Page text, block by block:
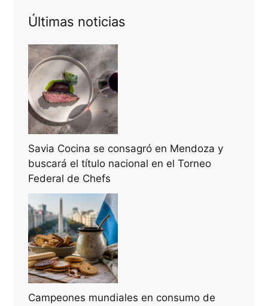
Últimas noticias
Savia Cocina se consagró en Mendoza y
buscará el título nacional en el Torneo
Federal de Chefs
Campeones mundiales en consumo de